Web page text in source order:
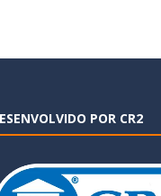
POR CR2